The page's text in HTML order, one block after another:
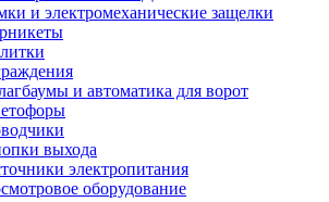
и электромеханические защелки
и автоматика для ворот
выхода
электропитания
оборудование